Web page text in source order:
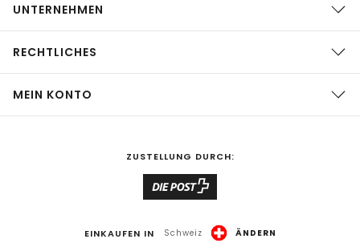
UNTERNEHMEN
RECHTLICHES
MEIN KONTO
ZUSTELLUNG DURCH:
EINKAUFEN IN Schweiz ÄNDERN